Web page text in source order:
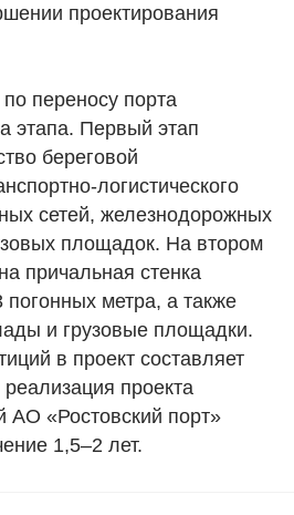
проектирования
переносу порта
этапа. Первый этап
береговой
логистического
сетей, железнодорожных
площадок. На втором
причальная стенка
метра, а также
и грузовые площадки.
в проект составляет
проекта
АО «Ростовский порт»
1,5–2 лет.